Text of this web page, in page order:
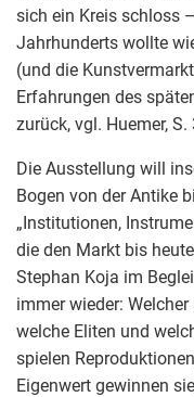
sich ein Kreis schloss
Jahrhunderts wollte
(und die
Erfahrungen des
zurück, vgl. Huemer, S.
Die Ausstellung will
Bogen von der Antike
„Institutionen,
die den Markt bis
Stephan Koja im
immer wieder:
welche Eliten und
spielen
Eigenwert gewinnen